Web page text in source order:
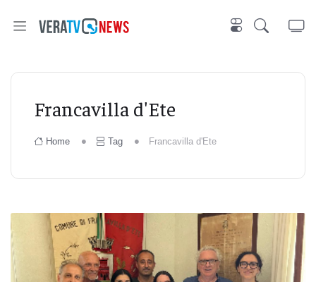
Francavilla d'Ete
Home Tag Francavilla d'Ete